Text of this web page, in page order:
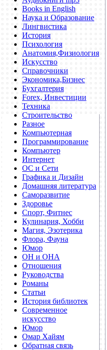
Books in English
Наука и Образование
Лингвистика
История
Психология
Анатомия,Физиология
Искусство
Справочники
Экономика,Бизнес
Бухгалтерия
Forex, Инвестиции
Техника
Строительство
Разное
Компьютерная
Программирование
Компьютер
Интернет
ОС и Сети
Графика и Дизайн
Домашняя литература
Саморазвитие
Здоровье
Спорт, Фитнес
Кулинария, Хобби
Магия, Эзотерика
Флора, Фауна
Юмор
ОН и ОНА
Отношения
Руководства
Романы
Статьи
История библиотек
Современное
искусство
Юмор
Омар Хайям
Обратная связь